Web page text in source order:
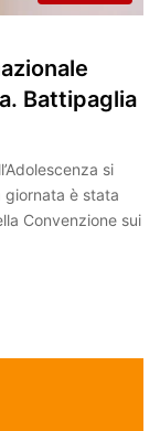
Battipaglia
si
giornata è stata
Convenzione sui